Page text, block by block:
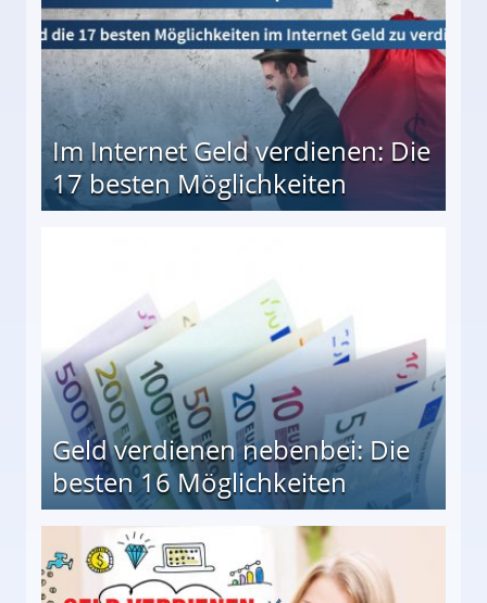
Im Internet Geld verdienen: Die
17 besten Möglichkeiten
Geld verdienen nebenbei: Die
besten 16 Möglichkeiten